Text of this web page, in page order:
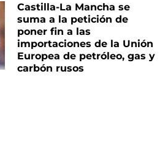
Castilla-La Mancha se
suma a la petición de
poner fin a las
importaciones de la Unión
Europea de petróleo, gas y
carbón rusos